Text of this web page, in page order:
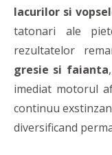
lacurilor si
tatonari ale
rezultatelor
gresie si faianta
imediat motorul
continuu
diversificand